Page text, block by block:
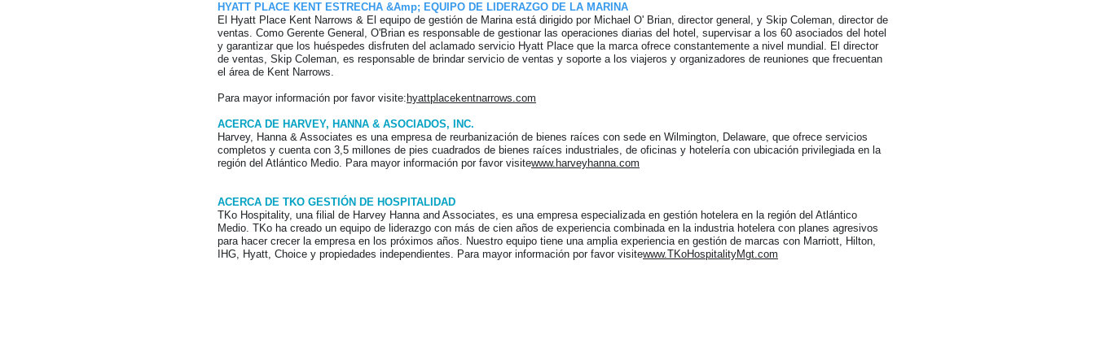
HYATT PLACE KENT ESTRECHA &Amp; EQUIPO DE LIDERAZGO DE LA MARINA
El Hyatt Place Kent Narrows & El equipo de gestión de Marina está dirigido por Michael O' Brian, director general, y Skip Coleman, director de
ventas. Como Gerente General, O'Brian es responsable de gestionar las operaciones diarias del hotel, supervisar a los 60 asociados del hotel
y garantizar que los huéspedes disfruten del aclamado servicio Hyatt Place que la marca ofrece constantemente a nivel mundial. El director
de ventas, Skip Coleman, es responsable de brindar servicio de ventas y soporte a los viajeros y organizadores de reuniones que frecuentan
el área de Kent Narrows.
Para mayor información por favor visite: hyattplacekentnarrows.com
ACERCA DE HARVEY, HANNA & ASOCIADOS, INC.
Harvey, Hanna & Associates es una empresa de reurbanización de bienes raíces con sede en Wilmington, Delaware, que ofrece servicios
completos y cuenta con 3,5 millones de pies cuadrados de bienes raíces industriales, de oficinas y hotelería con ubicación privilegiada en la
región del Atlántico Medio. Para mayor información por favor visitewww.harveyhanna.com
ACERCA DE TKO GESTIÓN DE HOSPITALIDAD
TKo Hospitality, una filial de Harvey Hanna and Associates, es una empresa especializada en gestión hotelera en la región del Atlántico
Medio. TKo ha creado un equipo de liderazgo con más de cien años de experiencia combinada en la industria hotelera con planes agresivos
para hacer crecer la empresa en los próximos años. Nuestro equipo tiene una amplia experiencia en gestión de marcas con Marriott, Hilton,
IHG, Hyatt, Choice y propiedades independientes. Para mayor información por favor visitewww.TKoHospitalityMgt.com